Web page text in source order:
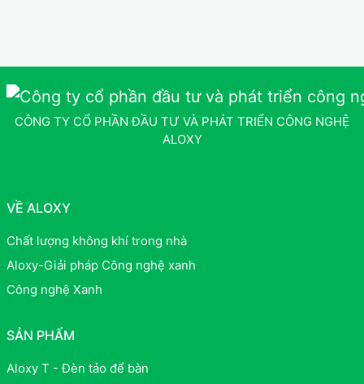
CÔNG TY CỔ PHẦN ĐẦU TƯ VÀ PHÁT TRIỂN CÔNG NGHỆ
ALOXY
VỀ ALOXY
Chất lượng không khí trong nhà
Aloxy-Giải pháp Công nghệ xanh
Công nghệ Xanh
SẢN PHẨM
Aloxy T - Đèn tảo để bàn